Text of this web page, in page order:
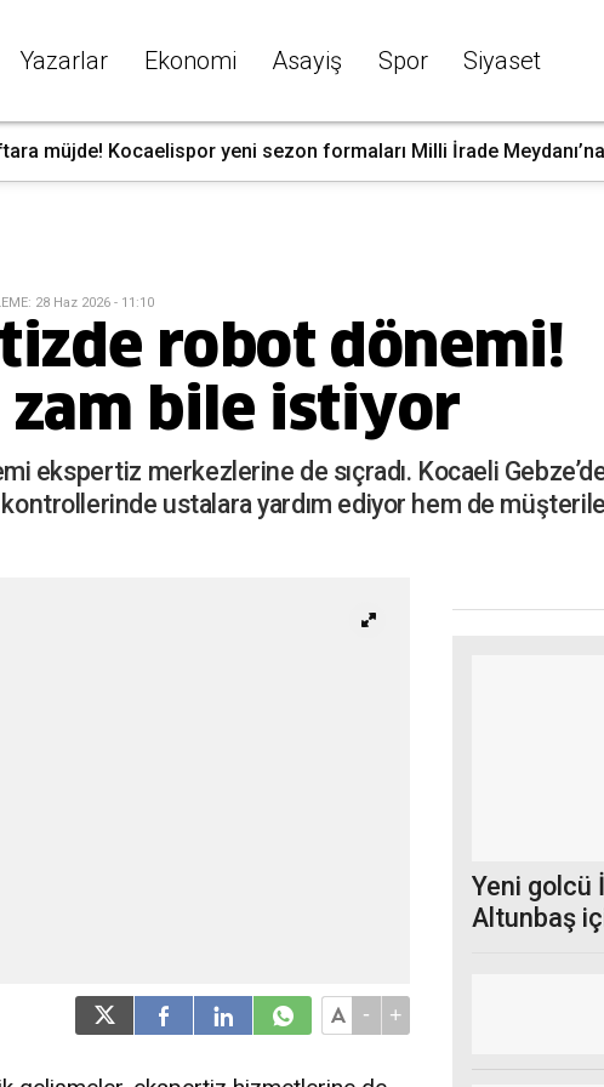
Yazarlar Ekonomi Asayiş Spor Siyaset
müjde! Kocaelispor yeni sezon formaları Milli İrade
: 28 Haz 2026 - 11:10
robot dönemi!
zam bile istiyor
ekspertiz merkezlerine de sıçradı. Kocaeli
kontrollerinde ustalara yardım ediyor hem de
- +
Yeni golcü
Altunbaş